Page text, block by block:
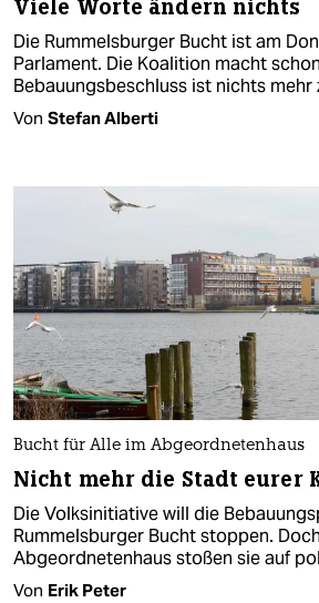
Viele Worte ändern nichts
Die Rummelsburger Bucht ist am
Parlament. Die Koalition macht
Bebauungsbeschluss ist nichts mehr
Von Stefan Alberti
Bucht für Alle im Abgeordnetenhaus
Nicht mehr die Stadt eurer
Die Volksinitiative will die
Rummelsburger Bucht stoppen.
Abgeordnetenhaus stoßen sie auf
Von Erik Peter